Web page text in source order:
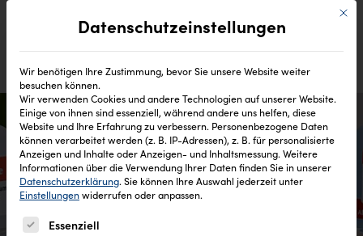
Mit
Datenschutzeinstellungen
Wir benötigen Ihre Zustimmung, bevor Sie unsere Website weiter
besuchen können.
Wir verwenden Cookies und andere Technologien auf unserer Website.
Einige von ihnen sind essenziell, während andere uns helfen, diese
Website und Ihre Erfahrung zu verbessern. Personenbezogene Daten
können verarbeitet werden (z. B. IP-Adressen), z. B. für personalisierte
Anzeigen und Inhalte oder Anzeigen- und Inhaltsmessung. Weitere
Informationen über die Verwendung Ihrer Daten finden Sie in unserer
Datenschutzerklärung. Sie können Ihre Auswahl jederzeit unter
Einstellungenwiderrufen oder anpassen.
Es folgt eine Liste der Service-Gruppen, für die eine
Essenziell